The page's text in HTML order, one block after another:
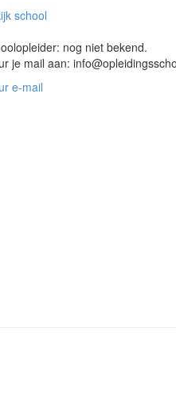
school
nog niet bekend.
je mail aan:
e-mail